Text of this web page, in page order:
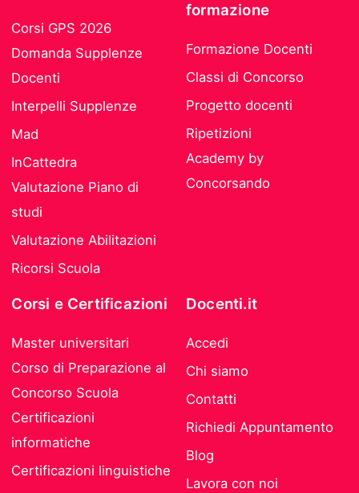
Corsi GPS 2026
Domanda Supplenze
Docenti
Interpelli Supplenze
Mad
InCattedra
Valutazione Piano di
studi
Valutazione Abilitazioni
Ricorsi Scuola
formazione
Formazione Docenti
Classi di Concorso
Progetto docenti
Ripetizioni
Academy by
Concorsando
Corsi e Certificazioni
Master universitari
Corso di Preparazione al
Concorso Scuola
Certificazioni
informatiche
Certificazioni linguistiche
Docenti.it
Accedi
Chi siamo
Contatti
Richiedi Appuntamento
Blog
Lavora con noi